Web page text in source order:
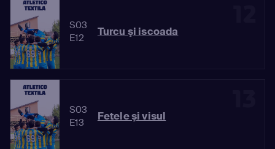
S03
E12
Turcu şi iscoada
S03
E13
Fetele şi visul